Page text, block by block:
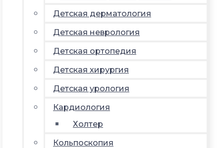
Детская дерматология
Детская неврология
Детская ортопедия
Детская хирургия
Детская урология
Кардиология
Холтер
Кольпоскопия